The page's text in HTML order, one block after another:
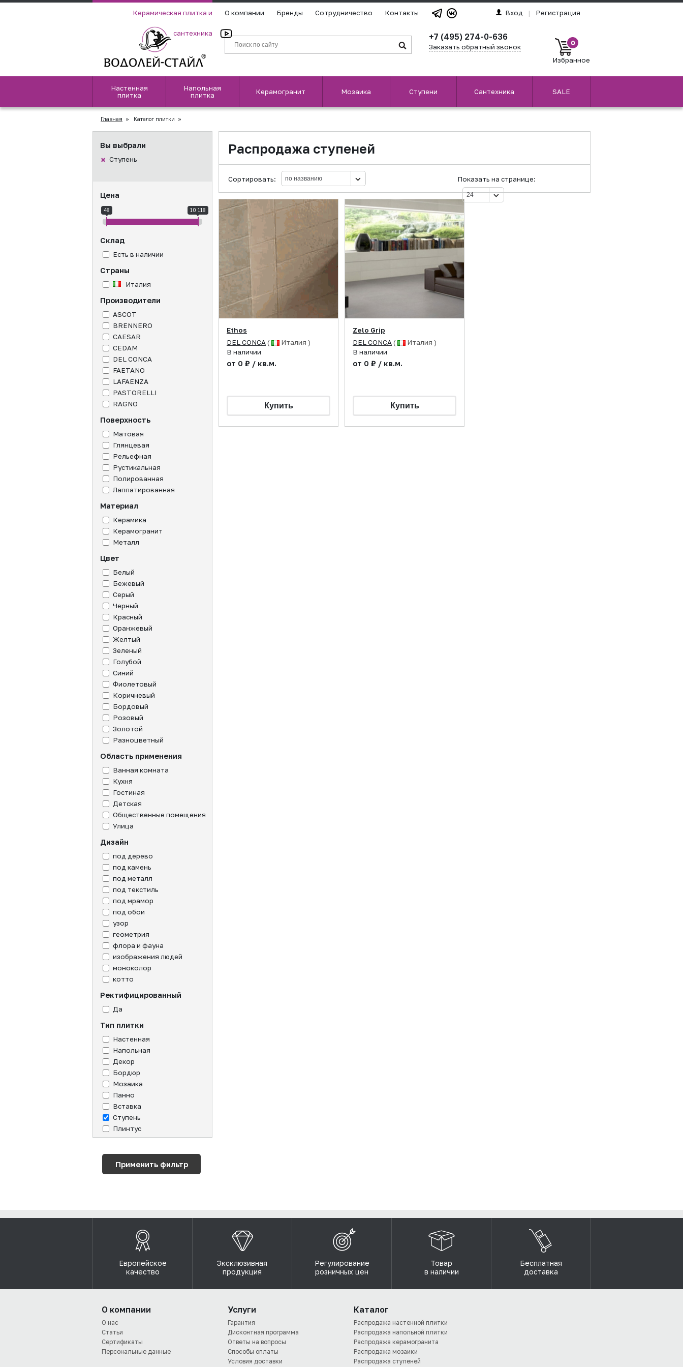
Керамическая плитка и
сантехника
О компании Бренды Сотрудничество Контакты Вход | Регистрация
+7 (495) 274-0-636
Заказать обратный звонок 0
Избранное
Настенная
плитка
Напольная
плитка
Керамогранит Мозаика Ступени Сантехника SALE
Главная » Каталог плитки »
Вы выбрали
Ступень
Цена
48 10 118
Склад
Есть в наличии
Страны
Италия
Производители
ASCOT
BRENNERO
CAESAR
CEDAM
DEL CONCA
FAETANO
LAFAENZA
PASTORELLI
RAGNO
Поверхность
Матовая
Глянцевая
Рельефная
Рустикальная
Полированная
Лаппатированная
Материал
Керамика
Керамогранит
Металл
Цвет
Белый
Бежевый
Серый
Черный
Красный
Оранжевый
Желтый
Зеленый
Голубой
Синий
Фиолетовый
Коричневый
Бордовый
Розовый
Золотой
Разноцветный
Область применения
Ванная комната
Кухня
Гостиная
Детская
Общественные помещения
Улица
Дизайн
под дерево
под камень
под металл
под текстиль
под мрамор
под обои
узор
геометрия
флора и фауна
изображения людей
моноколор
котто
Ректифицированный
Да
Тип плитки
Настенная
Напольная
Декор
Бордюр
Мозаика
Панно
Вставка
Ступень
Плинтус
Распродажа ступеней
Сортировать: Показать на странице:
Ethos
DEL CONCA (
Италия )
В наличии
от 0 ₽ / кв.м.
Zelo Grip
DEL CONCA (
Италия )
В наличии
от 0 ₽ / кв.м.
Европейское
качество
Эксклюзивная
продукция
Регулирование
розничных цен
Товар
в наличии
Бесплатная
доставка
О компании
О нас
Статьи
Сертификаты
Персональные данные
Услуги
Гарантия
Дисконтная программа
Ответы на вопросы
Способы оплаты
Условия доставки
Каталог
Распродажа настенной плитки
Распродажа напольной плитки
Распродажа керамогранита
Распродажа мозаики
Распродажа ступеней